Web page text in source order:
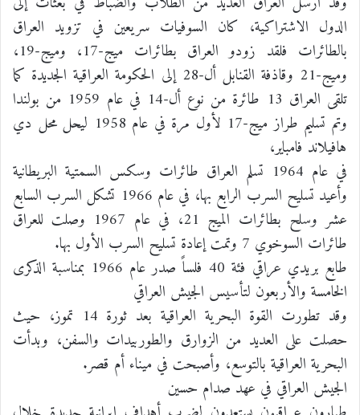
الدول الاشتراكية، كان السوفيات سريعين في تزويد العراق
بالطائرات فلقد زودو العراق بطائرات ميج-17، وميج-19،
وميج-21 وقاذفة القنابل أل-28 إلى الحكومة العراقية الجديدة كما
تلقى العراق 13 طائرة من نوع أل-14 في عام 1959 من بولندا
وتم تسليم طراز ميج-17 لأول مرة في عام 1958 ليحل محل دي
هافيلاند فامباير،
في عام 1964 تسلم العراق طائرات وسكس السمتية البريطانية
وأعيد تسليح السرب الرابع بها، في عام 1966 تشكل السرب السابع
عشر وسلح بطائرات الميج 21، في عام 1967 وصلت للعراق
طائرات السوخوي 7 وتمت إعادة تسليح السرب الأول بها.
طابع بريدي عراقي فئة 40 فلساً صدر عام 1966 بمناسبة الذكرى
الخامسة والأربعون لتأسيس الجيش العراقي
وقد تطورت القوة البحرية العراقية بعد ثورة 14 تموز، حيث
حصلت على العديد من الزوارق والطوربيدات والسفن، وبدأت
البحرية العراقية بالتوسع، وأصبحت في ميناء أم قصر.
الجيش العراقي في عهد صدام حسين